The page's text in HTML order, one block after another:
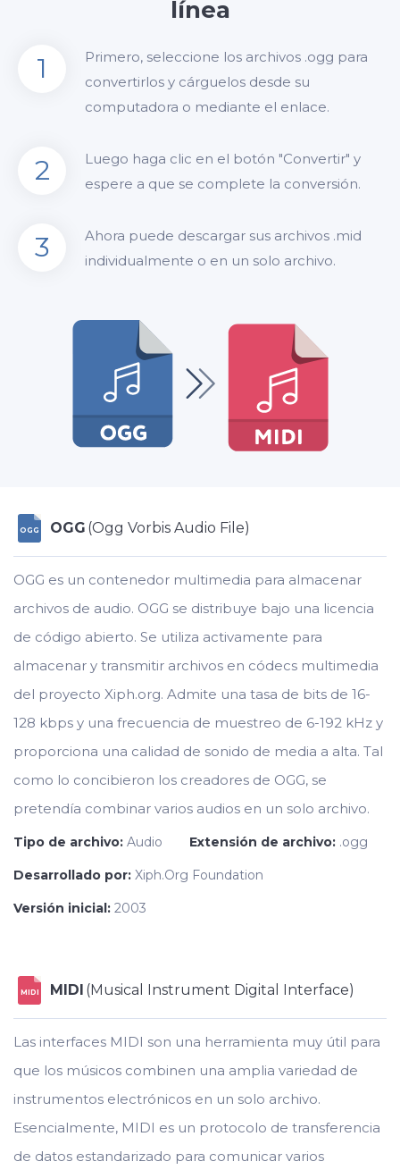
línea
1
Primero, seleccione los archivos .ogg para
convertirlos y cárguelos desde su
computadora o mediante el enlace.
2
Luego haga clic en el botón "Convertir" y
espere a que se complete la conversión.
3
Ahora puede descargar sus archivos .mid
individualmente o en un solo archivo.
OGG OGG (Ogg Vorbis Audio File)
OGG es un contenedor multimedia para almacenar
archivos de audio. OGG se distribuye bajo una licencia
de código abierto. Se utiliza activamente para
almacenar y transmitir archivos en códecs multimedia
del proyecto Xiph.org. Admite una tasa de bits de 16-
128 kbps y una frecuencia de muestreo de 6-192 kHz y
proporciona una calidad de sonido de media a alta. Tal
como lo concibieron los creadores de OGG, se
pretendía combinar varios audios en un solo archivo.
Tipo de archivo: Audio Extensión de archivo: .ogg
Desarrollado por: Xiph.Org Foundation
Versión inicial: 2003
MIDI MIDI (Musical Instrument Digital Interface)
Las interfaces MIDI son una herramienta muy útil para
que los músicos combinen una amplia variedad de
instrumentos electrónicos en un solo archivo.
Esencialmente, MIDI es un protocolo de transferencia
de datos estandarizado para comunicar varios